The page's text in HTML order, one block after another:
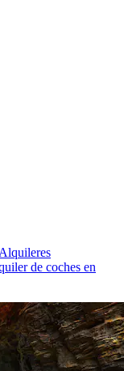
Alquileres
de coches en